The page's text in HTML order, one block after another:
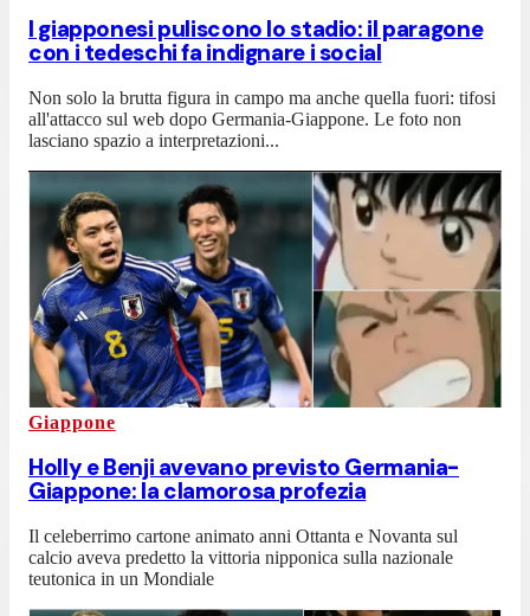
I giapponesi puliscono lo stadio: il paragone
con i tedeschi fa indignare i social
Non solo la brutta figura in campo ma anche quella fuori: tifosi
all'attacco sul web dopo Germania-Giappone. Le foto non
lasciano spazio a interpretazioni...
Giappone
Holly e Benji avevano previsto Germania-
Giappone: la clamorosa profezia
Il celeberrimo cartone animato anni Ottanta e Novanta sul
calcio aveva predetto la vittoria nipponica sulla nazionale
teutonica in un Mondiale